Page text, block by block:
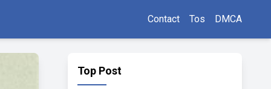
Contact Tos DMCA
Top Post